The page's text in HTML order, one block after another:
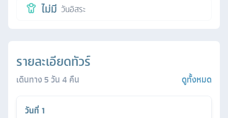
ไม่มี วันอิสระ
รายละเอียดทัวร์
เดินทาง5วัน4 คืน ดูทั้งหมด
วันที่ 1